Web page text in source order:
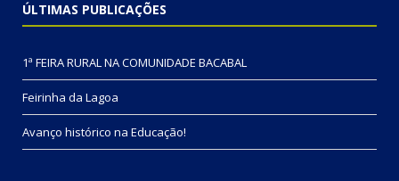
ÚLTIMAS PUBLICAÇÕES
1ª FEIRA RURAL NA COMUNIDADE BACABAL
Feirinha da Lagoa
Avanço histórico na Educação!